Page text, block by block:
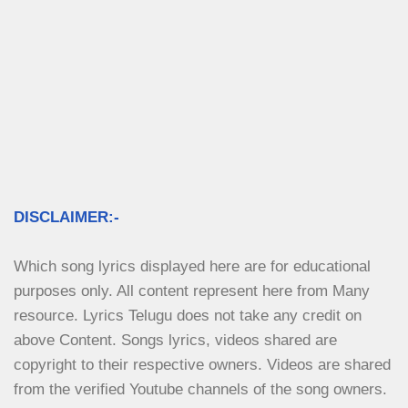
DISCLAIMER:-
Which song lyrics displayed here are for educational
purposes only. All content represent here from Many
resource. Lyrics Telugu does not take any credit on
above Content. Songs lyrics, videos shared are
copyright to their respective owners. Videos are shared
from the verified Youtube channels of the song owners.